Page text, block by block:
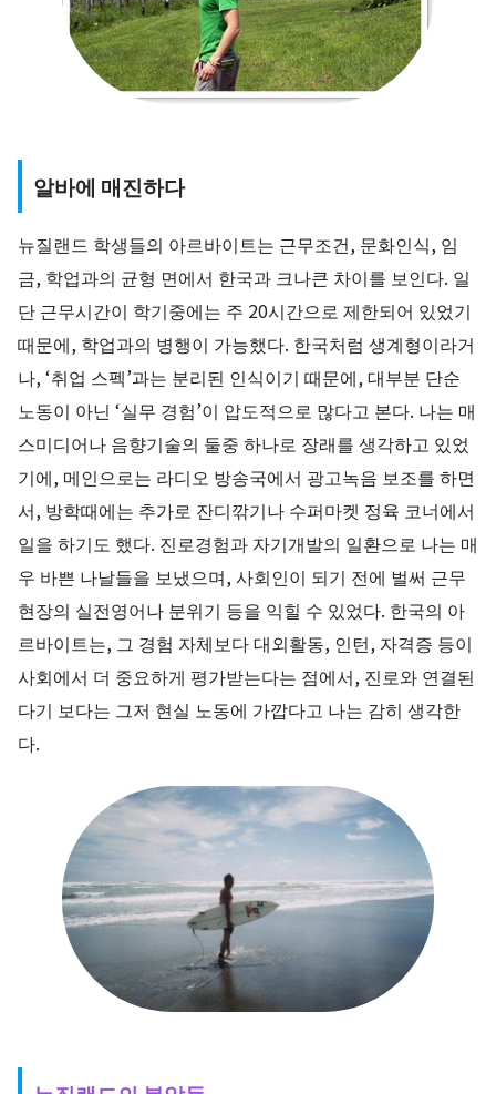
알바에 매진하다
뉴질랜드 학생들의 아르바이트는 근무조건, 문화인식, 임
금, 학업과의 균형 면에서 한국과 크나큰 차이를 보인다. 일
단 근무시간이 학기중에는 주 20시간으로 제한되어 있었기
때문에, 학업과의 병행이 가능했다. 한국처럼 생계형이라거
나, ‘취업 스펙’과는 분리된 인식이기 때문에, 대부분 단순
노동이 아닌 ‘실무 경험’이 압도적으로 많다고 본다. 나는 매
스미디어나 음향기술의 둘중 하나로 장래를 생각하고 있었
기에, 메인으로는 라디오 방송국에서 광고녹음 보조를 하면
서, 방학때에는 추가로 잔디깎기나 수퍼마켓 정육 코너에서
일을 하기도 했다. 진로경험과 자기개발의 일환으로 나는 매
우 바쁜 나날들을 보냈으며, 사회인이 되기 전에 벌써 근무
현장의 실전영어나 분위기 등을 익힐 수 있었다. 한국의 아
르바이트는, 그 경험 자체보다 대외활동, 인턴, 자격증 등이
사회에서 더 중요하게 평가받는다는 점에서, 진로와 연결된
다기 보다는 그저 현실 노동에 가깝다고 나는 감히 생각한
다.